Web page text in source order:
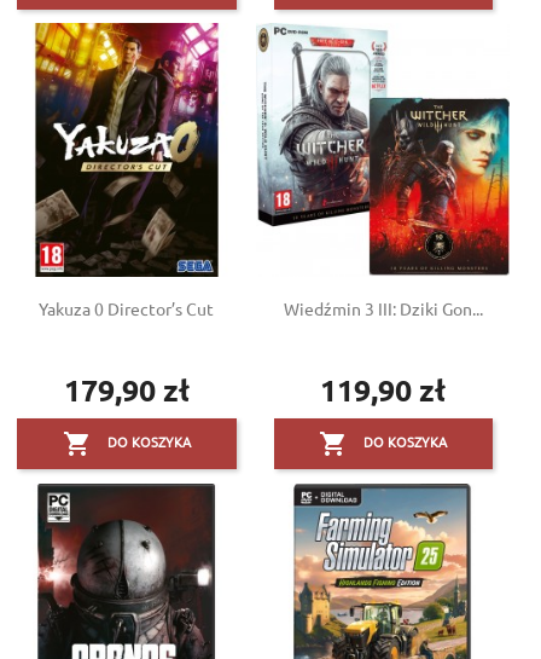
Yakuza 0 Director’s Cut
Cena
179,90 zł
 DO KOSZYKA
Wiedźmin 3 III: Dziki Gon...
Cena
119,90 zł
 DO KOSZYKA